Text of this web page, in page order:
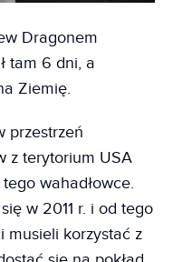
Dragonem
tam 6 dni, a
Ziemię.
przestrzeń
z terytorium USA
wahadłowce.
w 2011 r. i od tego
musieli korzystać z